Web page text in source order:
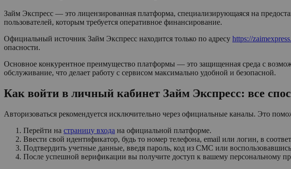
Займ Экспресс — это лицензированная платформа, специализирующаяся на
пользователей, которым требуется оперативное финансирование.
Официальный источник Займ Экспресс находится только по адресу https://
опасности.
Основное конкурентное преимущество платформы — это защищенная среда с
обслуживание, что делает работу с сервисом максимально удобной и безопасной.
Как войти в личный кабинет Займ Экспресс: все
Авторизоваться рекомендуется исключительно через официальные каналы. Это
Перейти на страницу входа на официальной платформе.
Ввести свой идентификатор, будь то номер телефона, email или логин, в
Подтвердить учетные данные, введя пароль, код из СМС или
После успешной верификации вы получите доступ к вашему персональному